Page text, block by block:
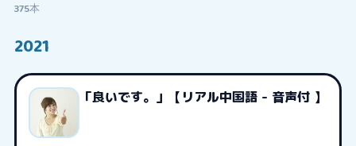
375本
2021
「良いです。」【リアル中国語 - 音声付 】